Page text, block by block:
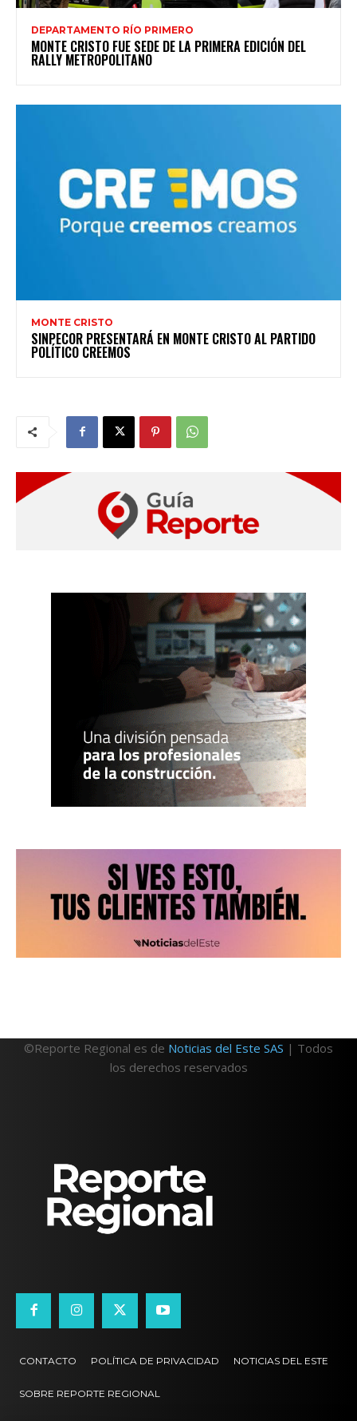
DEPARTAMENTO RÍO PRIMERO
MONTE CRISTO FUE SEDE DE LA PRIMERA EDICIÓN DEL
RALLY METROPOLITANO
MONTE CRISTO
SINPECOR PRESENTARÁ EN MONTE CRISTO AL PARTIDO
POLÍTICO CREEMOS
©Reporte Regional es de Noticias del Este SAS | Todos
los derechos reservados
CONTACTO POLÍTICA DE PRIVACIDAD NOTICIAS DEL ESTE
SOBRE REPORTE REGIONAL